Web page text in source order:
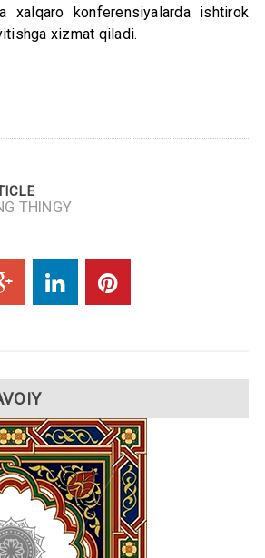
xalqaro konferensiyalarda ishtirok
xizmat qiladi.
THINGY